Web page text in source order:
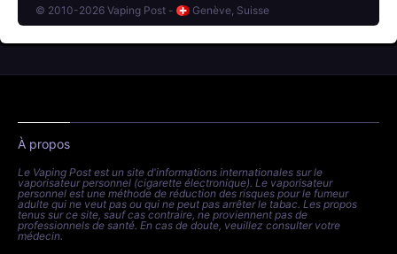
© 2010-2026 Vaping Post - Genève, Suisse
À propos
Le Vaping Post est un site d'informations internationales sur le
vaporisateur personnel (cigarette électronique). Le vaporisateur
personnel est une méthode de réduction des risques pour le fumeur
adulte qui ne veut pas ou qui ne peut pas arrêter le tabac. Les propos
tenus sur ce site, sauf cas contraire, ne proviennent pas de
professionnels de santé. En cas de doute, veuillez consulter votre
médecin.